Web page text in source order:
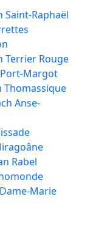
Saint-Raphaël
Terrier Rouge
Margot
Thomassique
Anse-
Rabel
Marie